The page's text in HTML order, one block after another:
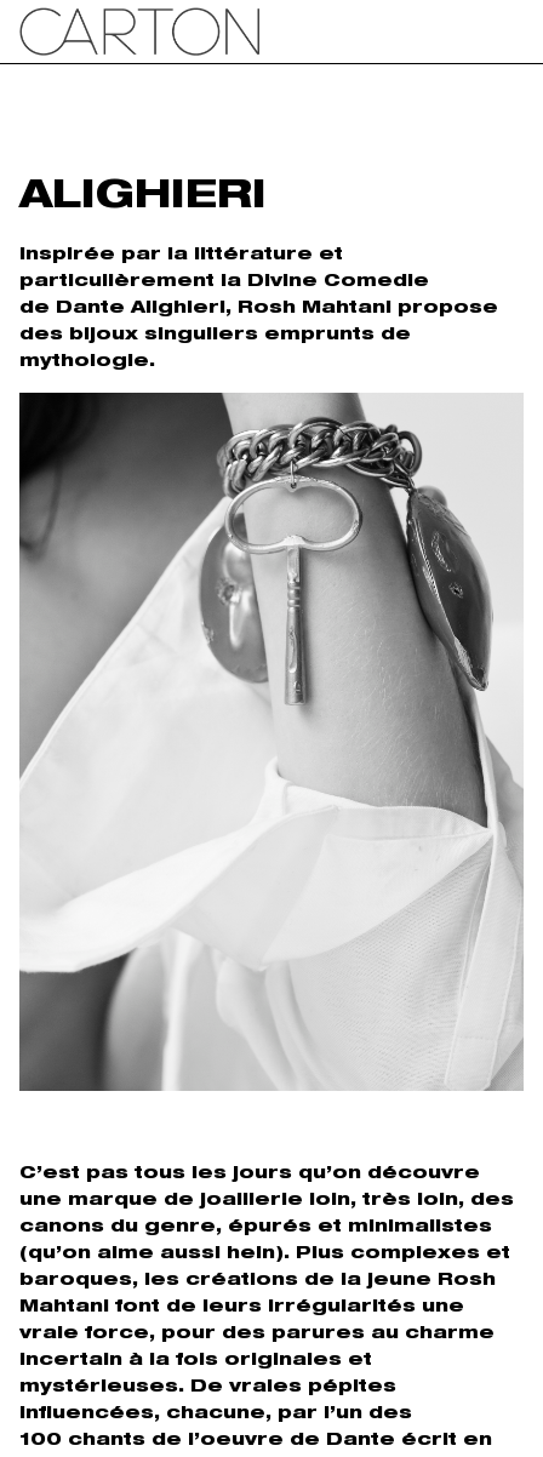
ALIGHIERI
Inspirée par la littérature et
particulièrement la Divine Comedie
de Dante Alighieri, Rosh Mahtani propose
des bijoux singuliers emprunts de
mythologie.
C’est pas tous les jours qu’on découvre
une marque de joaillerie loin, très loin, des
canons du genre, épurés et minimalistes
(qu’on aime aussi hein). Plus complexes et
baroques, les créations de la jeune Rosh
Mahtani font de leurs irrégularités une
vraie force, pour des parures au charme
incertain à la fois originales et
mystérieuses. De vraies pépites
influencées, chacune, par l’un des
100 chants de l’oeuvre de Dante écrit en